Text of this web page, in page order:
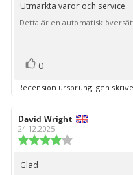
5
stjärnor
Recensionstext:
Utmärkta varor och service
Detta är en automatisk
Rösta
0
Recension ursprungligen
Recensionsförfattare:
David Wright
24.12.2025
Recensionstext:
Glad